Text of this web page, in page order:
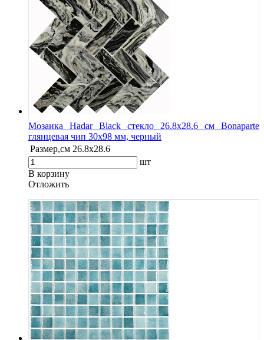
Мозаика Hadar Black стекло 26.8х28.6 см Bonaparte
глянцевая чип 30х98 мм, черный
Размер,см 26.8х28.6
шт
В корзину
Oтложить